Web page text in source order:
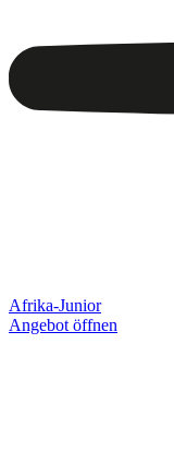
Afrika-Junior
Angebot öffnen